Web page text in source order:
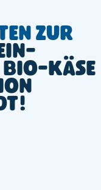
zur
Käse